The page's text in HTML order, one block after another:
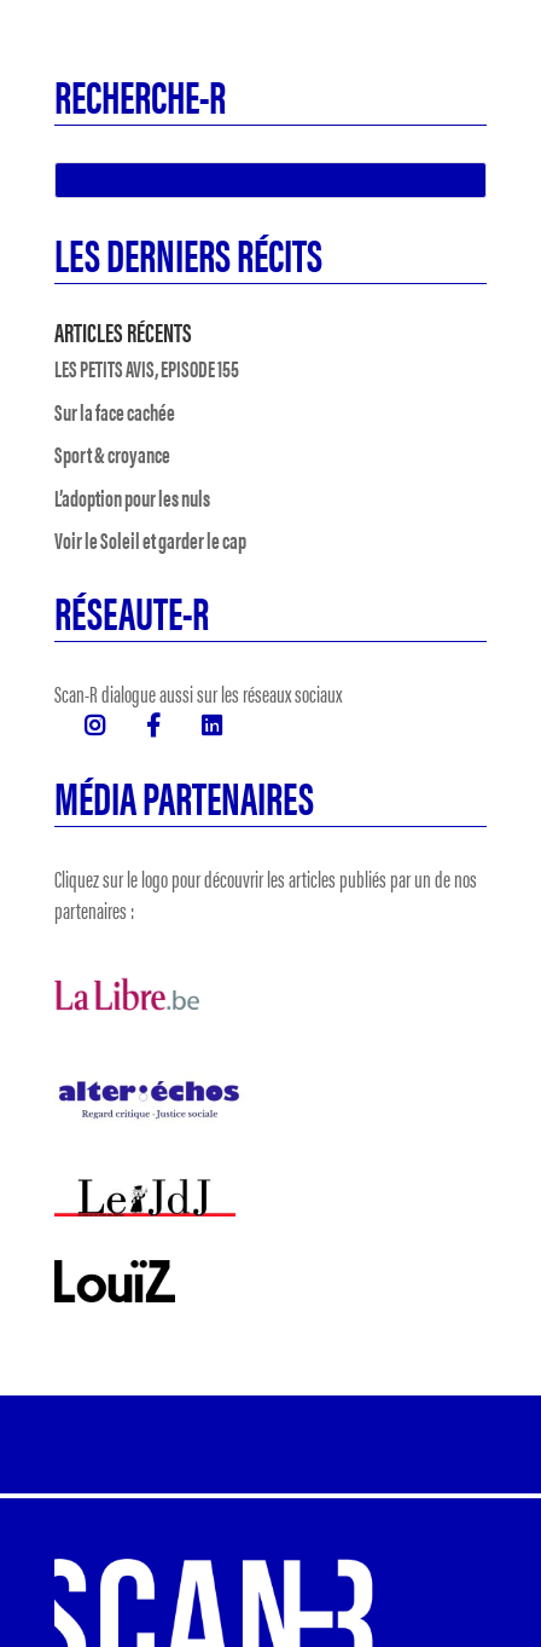
RECHERCHE-R
LES DERNIERS RÉCITS
ARTICLES RÉCENTS
LES PETITS AVIS, EPISODE 155
Sur la face cachée
Sport & croyance
L’adoption pour les nuls
Voir le Soleil et garder le cap
RÉSEAUTE-R
Scan-R dialogue aussi sur les réseaux sociaux
MÉDIA PARTENAIRES
Cliquez sur le logo pour découvrir les articles publiés par un de nos
partenaires :